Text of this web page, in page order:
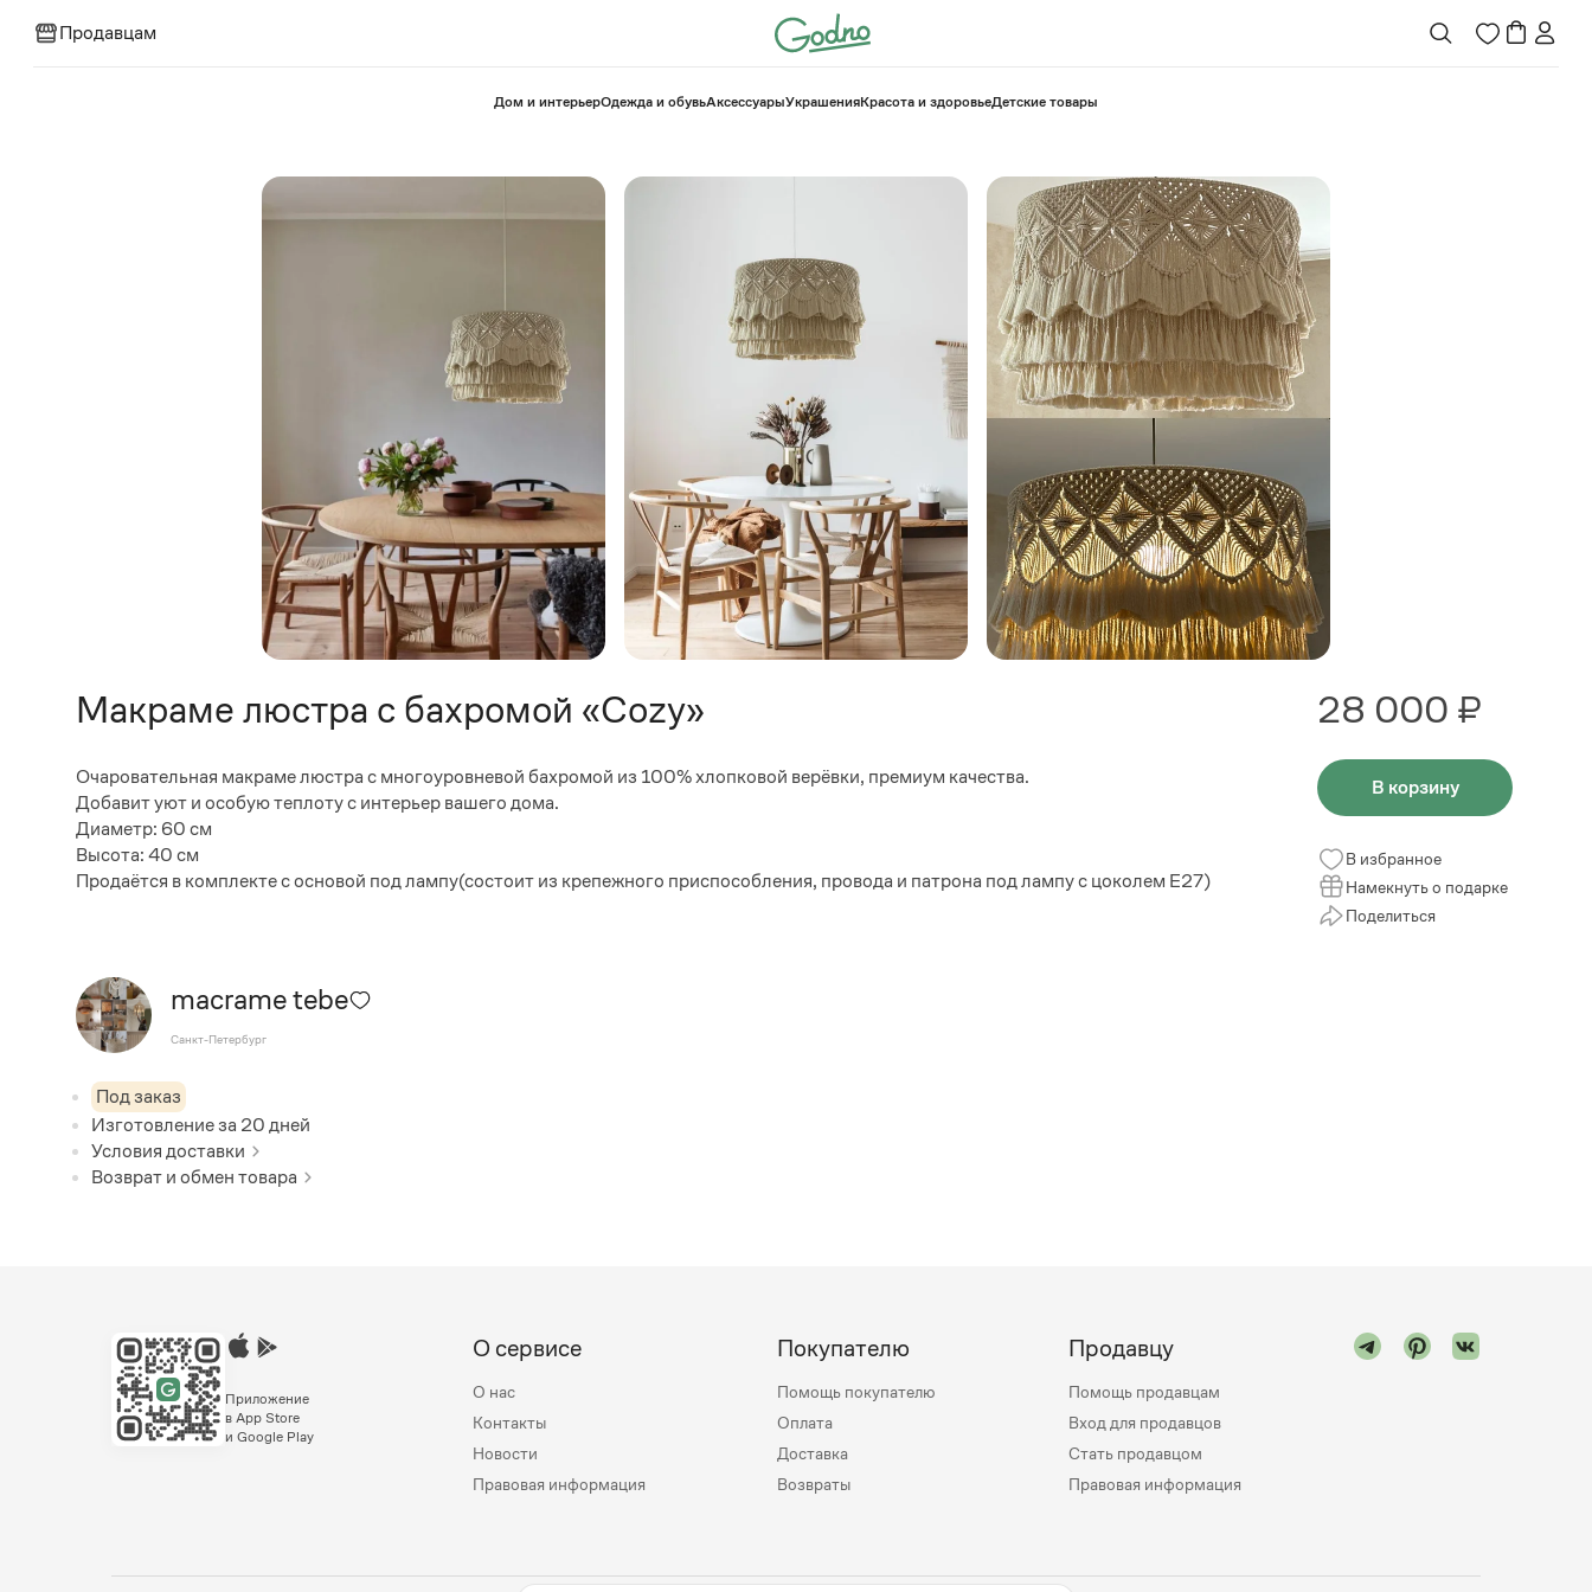
Продавцам
⁠Дом и интерьерОдежда и обувьАксессуарыУкрашенияКрасота и здоровье⁠Детские товары
Макраме люстра с бахромой «Cozy»
Очаровательная макраме люстра с многоуровневой бахромой из 100% хлопковой верёвки, премиум качества.
Добавит уют и особую теплоту с интерьер вашего дома.
Диаметр: 60 см
Высота: 40 см
Продаётся в комплекте с основой под лампу(состоит из крепежного приспособления, провода и патрона под лампу с цоколем Е27)
macrame tebe
Санкт-Петербург
Под заказ
Изготовление за 20 дней
Условия доставки
Возврат и обмен товара
28 000 ₽
В корзину
В избранное
Намекнуть о подарке
Поделиться
Приложение
в App Store
и Google Play
О сервисе
О нас
Контакты
Новости
Правовая информация
Покупателю
Помощь покупателю
Оплата
Доставка
Возвраты
Продавцу
Помощь продавцам
Вход для продавцов
Стать продавцом
Правовая информация